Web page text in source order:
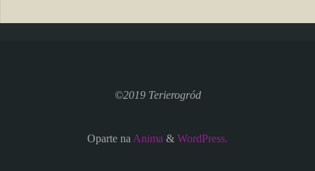
©2019 Terierogród
Oparte naAnima & WordPress.